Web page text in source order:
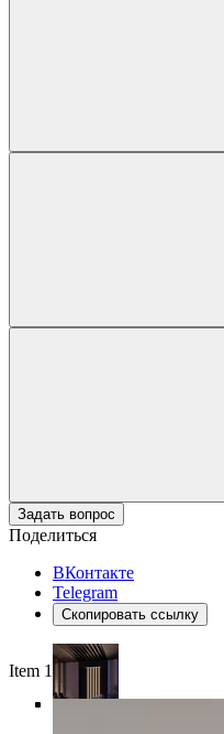
Задать вопрос
Поделиться
ВКонтакте
Telegram
Скопировать ссылку
Item 1 of 6